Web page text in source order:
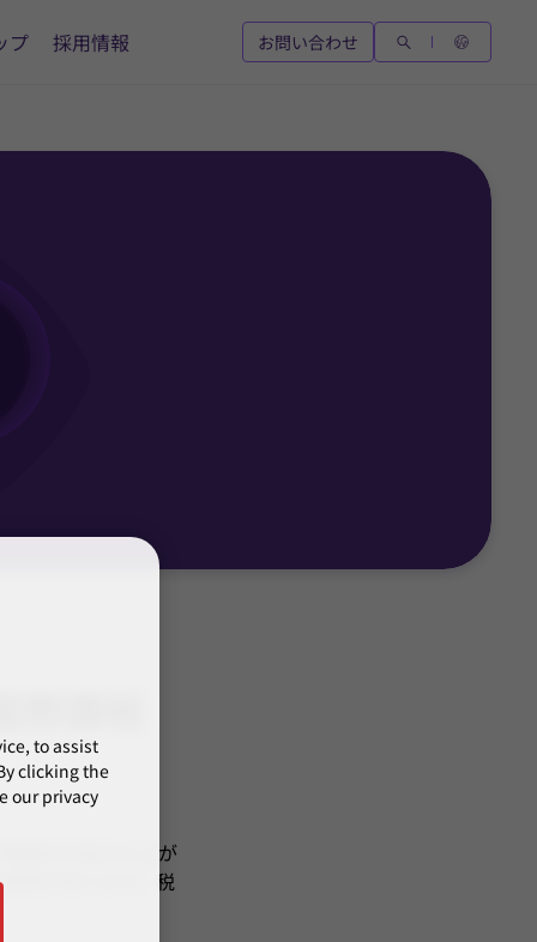
プ 採用情報 お問い合わせ
取引の拡大などが
界があります。税
to assist
clicking the
our privacy